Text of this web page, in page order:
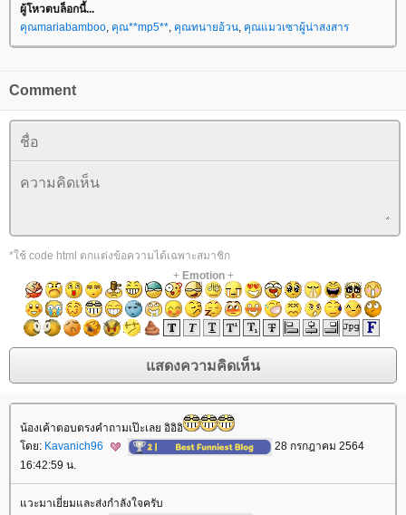
ผู้โหวตบล็อกนี้...
คุณmariabamboo, คุณ**mp5**, คุณทนายอ้วน, คุณแมวเซาผู้น่าสงสาร
Comment
*ใช้ code html ตกแต่งข้อความได้เฉพาะสมาชิก
+ Emotion+
น้องเค้าตอบตรงคำถามเป๊ะเลย อิอิอิ
ดย: Kavanich96
28 กรกฎาคม 2564
16:42:59 น.
วะมาเยี่ยมและส่งกำลังใจครับ